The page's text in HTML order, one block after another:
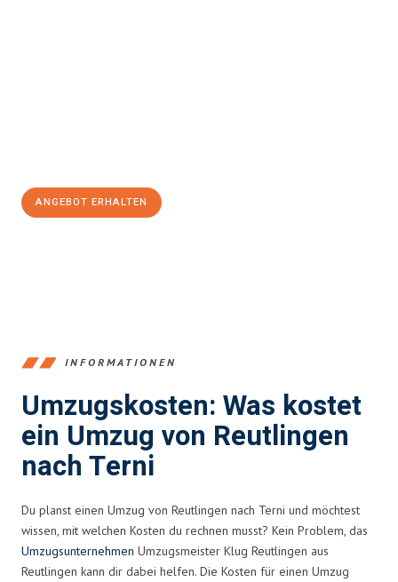
ANGEBOT ERHALTEN
INFORMATIONEN
Umzugskosten: Was kostet
ein Umzug von Reutlingen
nach Terni
Du planst einen Umzug von Reutlingen nach Terni und möchtest
wissen, mit welchen Kosten du rechnen musst? Kein Problem, das
Umzugsunternehmen Umzugsmeister Klug Reutlingen aus
Reutlingen kann dir dabei helfen. Die Kosten für einen Umzug